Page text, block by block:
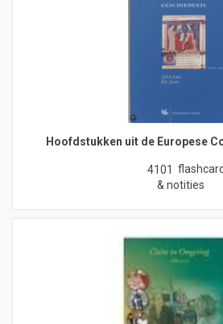
Hoofdstukken uit de Europese
4101
& notities